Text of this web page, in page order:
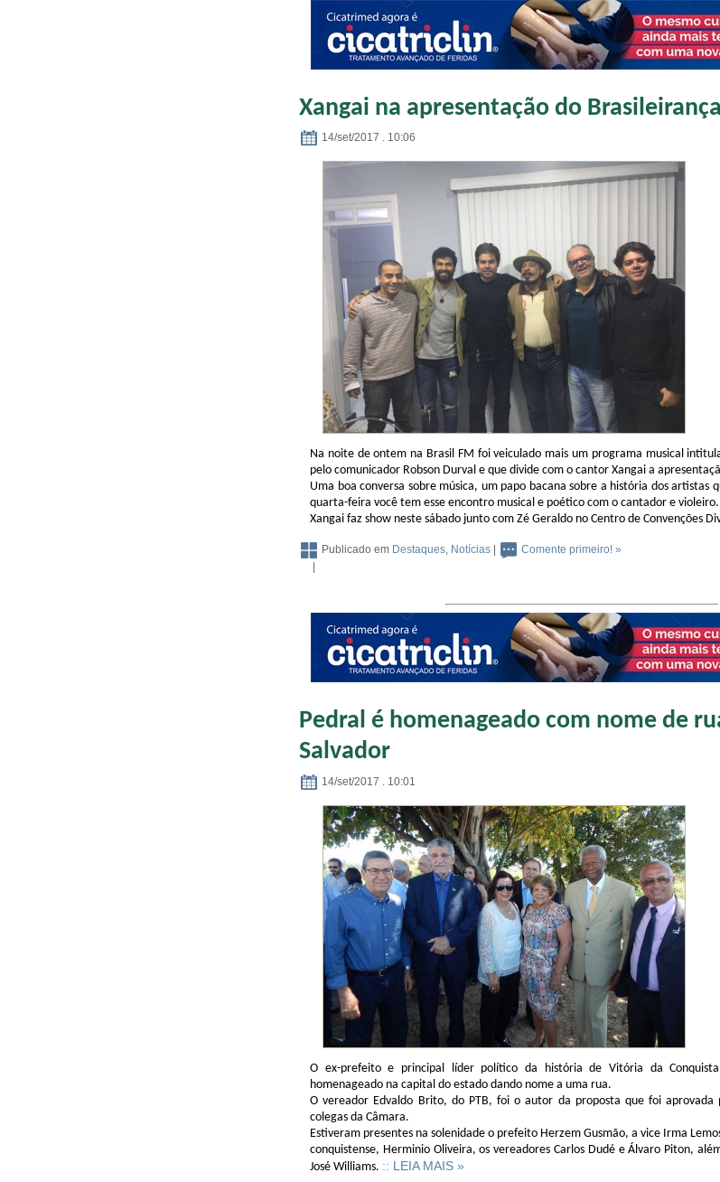
Xangai na apresentação do Brasileirança
14/set/2017 . 10:06
Na noite de ontem na Brasil FM foi veiculado mais um programa musical
pelo comunicador Robson Durval e que divide com o cantor Xangai a
Uma boa conversa sobre música, um papo bacana sobre a história dos artistas
quarta-feira você tem esse encontro musical e poético com o cantador e violeiro.
Xangai faz show neste sábado junto com Zé Geraldo no Centro de Convenções
Publicado em Destaques, Notícias
Comente primeiro! »
Pedral é homenageado com nome de
Salvador
14/set/2017 . 10:01
O ex-prefeito e principal líder político da história de Vitória da
homenageado na capital do estado dando nome a uma rua.
O vereador Edvaldo Brito, do PTB, foi o autor da proposta que foi aprovada
colegas da Câmara.
Estiveram presentes na solenidade o prefeito Herzem Gusmão, a vice Irma
conquistense, Herminio Oliveira, os vereadores Carlos Dudé e Álvaro Piton,
José Williams. :: LEIA MAIS »